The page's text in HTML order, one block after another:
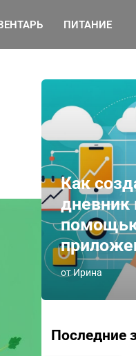
ПИТАНИЕ
Как
дневник
от Ирина
Последние